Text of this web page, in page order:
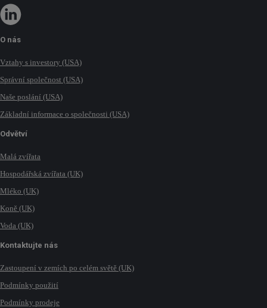
O nás
Vztahy s investory (USA)
Správní společnost (USA)
Naše poslání (USA)
Základní informace o společnosti (USA)
Odvětví
Malá zvířata
Hospodářská zvířata (UK)
Mléko (UK)
Koně (UK)
Voda (UK)
Kontaktujte nás
Zastoupení v zemích po celém světě (UK)
Podmínky použití
Podmínky prodeje